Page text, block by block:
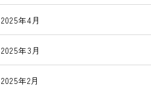
2025年4月
2025年3月
2025年2月